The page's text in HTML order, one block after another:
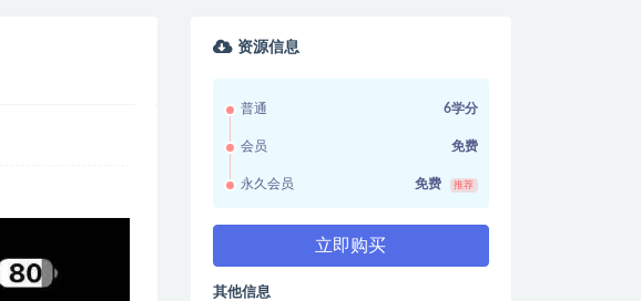
资源信息
普通 6学分
会员 免费
永久会员 免费 推荐
立即购买
其他信息